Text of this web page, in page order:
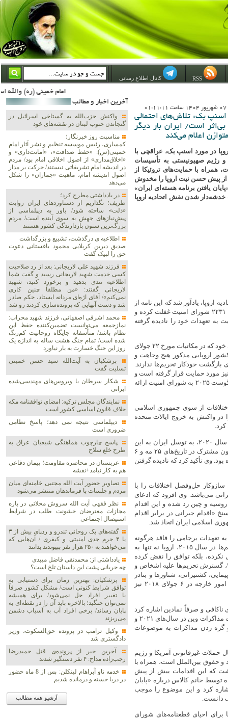
کانال اطلاع رسانی
امام خمینی (ره) والله اسلام تمامش سیاست است؛ ***** امام شهید: به گفتار امام و کردار امام اهتمام بورزید ***** امام خمینی(ره): ان شاء الله ما اندوه دلمان را در وقت مناسب با انتقام از امریکا و آل سعود برطرف خواهیم
اسنپ بک: تلاش‌های احتمالی
بی‌اثر است/ ایران بار دیگر
اعلام می‌کند
در مورد اسنپ بک، عراقچی با
و رژیم صهیونیستی به تأسیسات
با حمایت‌های تروئیکا از
پیش حسن نیت اروپا را مخدوش
یافتن برنامه هسته‌ای ایران»
شدن نقش اتحادیه اروپا
اروپا، یادآور شد که این نامه از
ذکر حقایق اساسی و سوابق آیینی و رویه‌ای مربوط به برجام و قطعنامه ۲۲۳۱ شورای امنیت غفلت کرده و
به تعهدات خود را نادیده گرفته
وزیر امور خارجه جمهوری اسلامی ایران ضمن تأکید مجدد بر مواضع قبلی خود که در مکاتبات مورخ ۲۲ جولای
سه کشور اروپایی مذکور هیچ وجاهت و
خودکار تحریم‌ها ندارند.
مورد حمایت قرار گرفته است و
به یادداشت‌های توضیحی رسمی این دو کشور که در تاریخ‌های ۱۱ و ۱۹ آگوست ۲۰۲۵ به شورای امنیت ارائه
از سوی جمهوری اسلامی
در واکنش به خروج ایالات متحده
کرد.
وی در رد ادعای محدود بودن فعال‌سازی سازوکار به دو مورد رسمی در سال ۲۰۲۰، به توسل ایران به این
سازوکار در نامه مورخ ۱۰ مه ۲۰۱۸ و برگزاری نشست‌های متعدد کمیسیون مشترک در تاریخ‌های ۲۵ مه و ۶
بود. وی تأکید کرد که نادیده گرفتن
حل‌وفصل اختلافات را با
می‌باشد. وی افزود که ادعای
صراحتاً توسط ایران، روسیه و چین رد شده و این اقدام
«اقدام جبرانی در برابر اقدام
اسلامی ایران اتخاذ شد.
تعهدات برجامی را فاقد هرگونه
استحکام و وجاهت دانست. وی یادآور شد که علیرغم تعلیق برخی تحریم‌ها در سال ۲۰۱۵، اروپا نه تنها به
بلکه توافق را نقض کرده
است؛ از جمله با عدم اجرای تعهدات «روز گذار» برجام در ۱۸ اکتبر ۲۰۲۳، گسترش تحریم‌ها علیه اشخاص و
کشتیرانی، شناورها و بنادر
ایران. وی تأکید کرد که یازده تعهد تکمیلی اروپا پس از نشست وزرای امور خارجه در ۶ جولای ۲۰۱۸ نیز
ناکافی و صرفاً نمادین اشاره کرد
که هرگز به حجم قابل توجهی از مبادلات منتهی نشد. وی همچنین شکست مذاکرات وین در سال‌های ۲۰۲۱ و
و گره زدن مذاکرات به موضوعات
حملات غیرقانونی آمریکا و رژیم
حقوق بین‌الملل است، همراه با
که این اقدامات بیش از پیش
خانم کالاس درباره «پایان
کرد و این موضوع را موجب
دانست.
برای احیای قطعنامه‌های شورای
آخرين اخبار و مطالب
واکنش حزب‌الله به گستاخی اسرائیل در
گنجاندن جنوب لبنان در نقشه‌های خود
مناسبت روز خبرنگار؛
کمساری، رئیس موسسه تنظیم و نشر آثار امام
خمینی(س): «حفظ صداقت»، «امانت‌داری» و
«اخلاق‌مداری» از اصول اخلاقی امام بود/ مردم
در اندیشه امام تشریفاتی نیستند/ حرکت بر مدار
اصول اندیشه امام، ماهیت «جماران» را شکل
می‌دهد
در یادداشتی مطرح کرد؛
ظریف؛ نگذاریم از دستاوردهای ایران روایت
«ذلت» ساخته شود/ باور به دیپلماسی از
پیش‌نیازهای جهش به سوی آینده است/ مردم
بزرگ‌ترین ستون بازدارندگی کشور هستند
اطلاعیه ی درگذشت، تشییع و بزرگداشت
صدیق دیرین کربلایی محمود باغستانی دعوت
حق را لبیک گفت
فرزند شهید علی لاریجانی: بعد از رد صلاحیت
کسی خدمت شهید لاریجانی رسید و گفت شما
اطلاعیه‌ تندی بدهید و برخورد کنید، شهید
لاریجانی گفتند: «من مطلقاً چنین کاری
نمی‌کنم»/ آقای اژه‌ای مردانه ایستاد، حکم صادر
شد و دست آنهایی که پرونده‌سازی کردند رو شد
محمد اشرفی اصفهانی، فرزند شهید محراب:
نمازجمعه می‌توانست تضمین‌کننده حفظ این
نظام باشد/ متأسفانه جایگاه روحانیت کم‌رنگ
شده است/ تمام جنگ هشت ساله به اندازه یک
روز این جنگ خسارت به بار نیاورد
پزشکیان به آیت‌الله سید حسن خمینی
تسلیت گفت
شکار سرطان با ویروس‌های مهندسی‌شده
ایرانی
نمایندگان مجلس ترکیه: امضای توافقنامه مکه
خلاف قانون اساسی کشور است
دیپلماسی نتیجه‌ نمی دهد؛ پاسخ نظامی
ضروری است
پاسخ چارچوب هماهنگی شیعیان عراق به
طرح خلع سلاح
عربستان در محاصره مقاومت؛ پیمان دفاعی
هم به کار نیامد+نقشه
تصاویر حضور آیت الله مجتبی خامنه‌ای میان
مردم و جلسات با فرماندهان منتشر می‌شود
نظر فقهی آیت الله سروش محلاتی در باره
مجازات معترضان خشونت طلب در شرایط
استیصال اجتماعی
گفته‌های یک روحانی تندرو و ردپای بیش از ۳
یا ۴ جرم جدی امنیتی و کیفری / آن‌هایی که
می‌خواهند به ۲۵۰ هزار نفر بپیوندند بدانند
یادداشتی از: محمدتقی فاضل میبدی
چه جریانی پشت این داستان تلخ است؟
پزشکیان‌: بهترین زمان برای دستیابی به
توافق شرایط کنونی است/ مشکل کشور صرفاً
با تغییر افراد حل نمی‌شود/ برای همیشه
نمی‌توان جنگید؛ بالاخره باید آن را در نقطه‌ای به
پایان رساند/ برخی افراد آب به آسیاب دشمن
می‌ریزند
وکیل ترامپ در پرونده حق‌السکوت، وزیر
دادگستری شد
آخرین خبر از پرونده‌ی قتل حمیدرضا
رجب‌زاده مداح: ۴ نفر دستگیر شدند
خدمه ناو آبراهام لینکلن: پس از 8 ماه حضور
در دریا خسته و درمانده‌ شدیم
آرشیو همه مطالب